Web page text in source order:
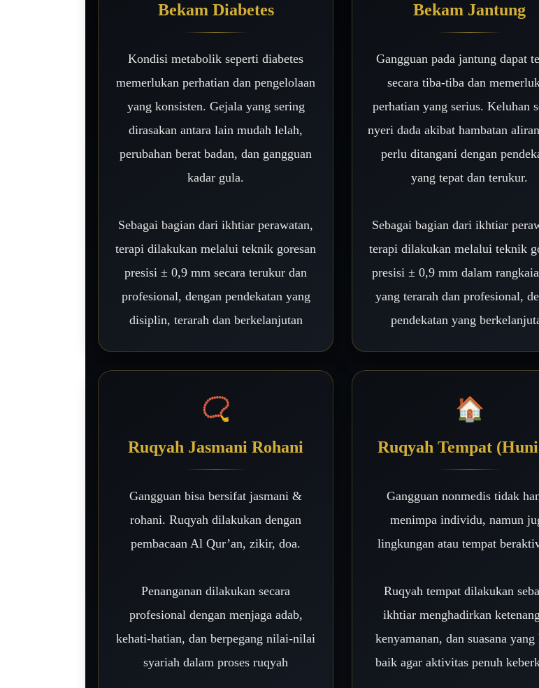
Bekam Diabetes
Kondisi metabolik seperti diabetes
memerlukan perhatian dan pengelolaan
yang konsisten. Gejala yang sering
dirasakan antara lain mudah lelah,
perubahan berat badan, dan gangguan
kadar gula.
Sebagai bagian dari ikhtiar perawatan,
terapi dilakukan melalui teknik goresan
presisi ± 0,9 mm secara terukur dan
profesional, dengan pendekatan yang
disiplin, terarah dan berkelanjutan
Bekam Jantung
Gangguan pada jantung dapat
secara tiba-tiba dan
perhatian yang serius. Keluhan
nyeri dada akibat hambatan
perlu ditangani dengan
yang tepat dan terukur.
Sebagai bagian dari ikhtiar
terapi dilakukan melalui teknik
presisi ± 0,9 mm dalam
yang terarah dan profesional,
pendekatan yang
📿
Ruqyah Jasmani Rohani
Gangguan bisa bersifat jasmani &
rohani. Ruqyah dilakukan dengan
pembacaan Al Qur’an, zikir, doa.
Penanganan dilakukan secara
profesional dengan menjaga adab,
kehati-hatian, dan berpegang nilai-nilai
syariah dalam proses ruqyah
🏠
Ruqyah Tempat
Gangguan nonmedis tidak
menimpa individu, namun
lingkungan atau tempat
Ruqyah tempat dilakukan
ikhtiar menghadirkan
kenyamanan, dan suasana
baik agar aktivitas penuh